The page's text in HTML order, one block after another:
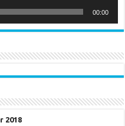
00:00
2018